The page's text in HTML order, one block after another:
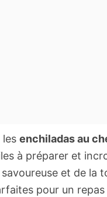
les enchiladas au
à préparer et
et de la
pour un